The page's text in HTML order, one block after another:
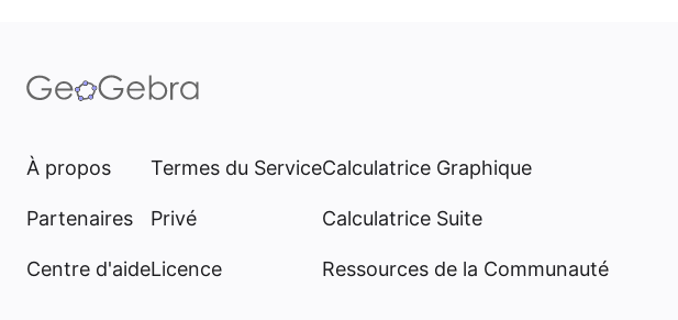
À propos
Partenaires
Centre d'aide
Termes du Service
Privé
Licence
Calculatrice Graphique
Calculatrice Suite
Ressources de la Communauté